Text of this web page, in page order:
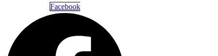
Facebook